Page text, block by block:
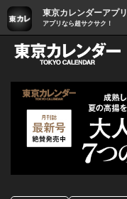
東京カレンダーアプリ
アプリなら超サクサク！